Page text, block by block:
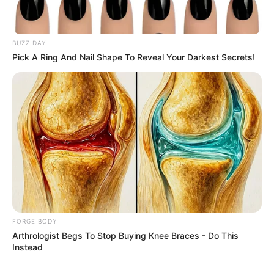
Unforgettable Awkward Moments From The Olympics
BRAINBERRIES
BUZZ DAY
Pick A Ring And Nail Shape To Reveal Your Darkest Secrets!
FORGE BODY
Arthrologist Begs To Stop Buying Knee Braces - Do This
Instead